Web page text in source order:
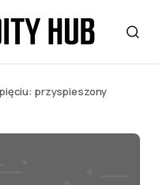
przyspieszony